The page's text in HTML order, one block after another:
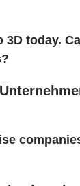
3D today.